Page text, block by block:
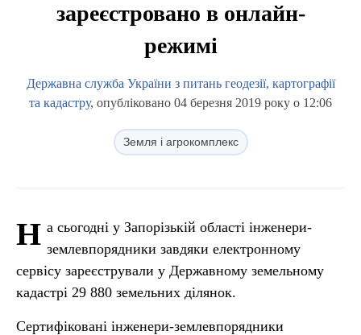
зареєстровано в онлайн-
режимі
Державна служба України з питань геодезії, картографії
та кадастру, опубліковано 04 березня 2019 року о 12:06
Земля і агрокомплекс
Н а сьогодні у Запорізькій області інженери-
землевпорядники завдяки електронному
сервісу зареєстрували у Державному земельному
кадастрі 29 880 земельних ділянок.
Сертифіковані інженери-землевпорядники